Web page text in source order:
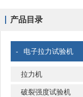
产品目录
- 电子拉力试验机
拉力机
破裂强度试验机